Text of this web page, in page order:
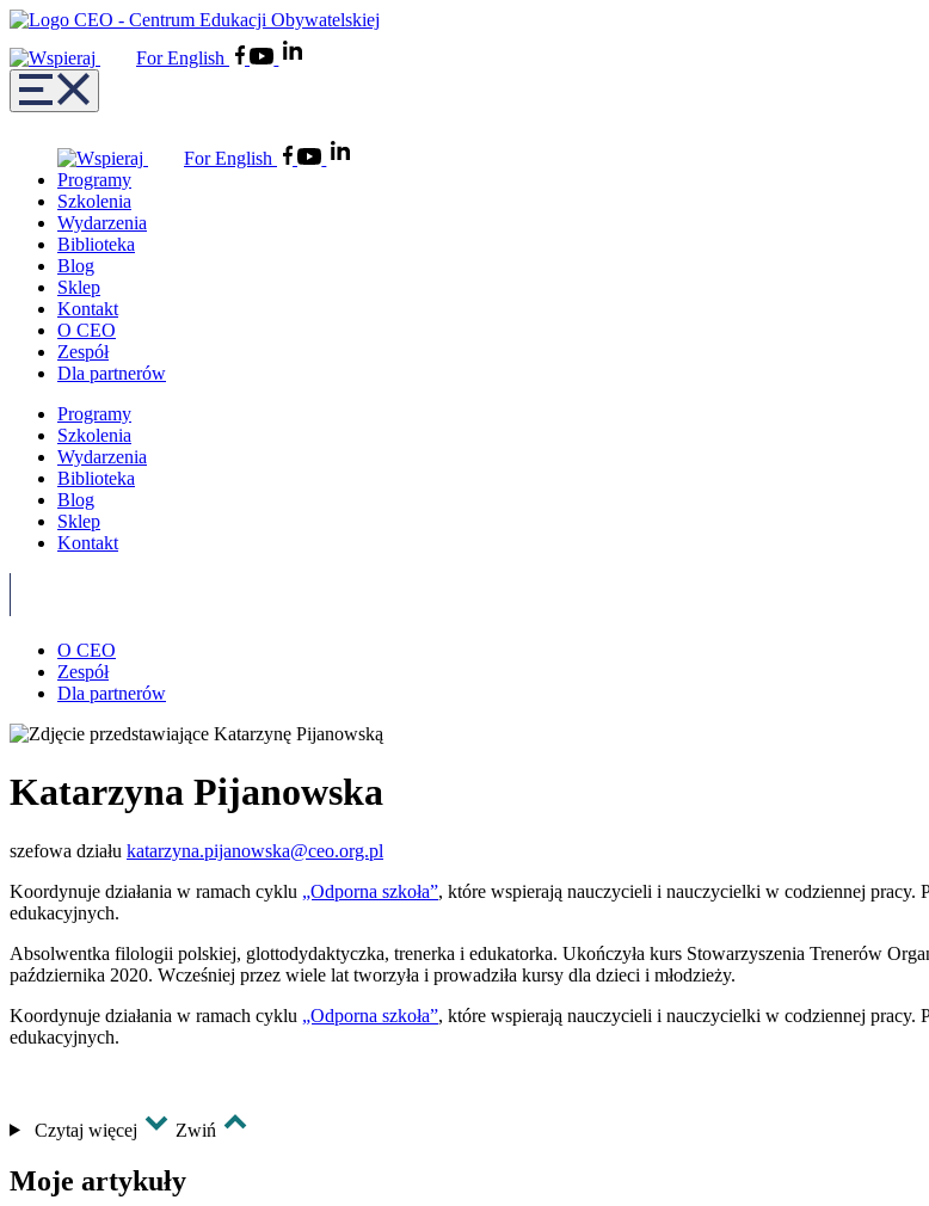
For English
For English
Programy
Szkolenia
Wydarzenia
Biblioteka
Blog
Sklep
Kontakt
O CEO
Zespół
Dla partnerów
Programy
Szkolenia
Wydarzenia
Biblioteka
Blog
Sklep
Kontakt
O CEO
Zespół
Dla partnerów
Katarzyna Pijanowska
szefowa działu katarzyna.pijanowska@ceo.org.pl
Koordynuje działania w ramach cyklu „Odporna szkoła”, które wspierają nauczycieli i nauczycielki w codziennej
edukacyjnych.
Absolwentka filologii polskiej, glottodydaktyczka, trenerka i edukatorka. Ukończyła kurs Stowarzyszenia Trenerów
października 2020. Wcześniej przez wiele lat tworzyła i prowadziła kursy dla dzieci i młodzieży.
Koordynuje działania w ramach cyklu „Odporna szkoła”, które wspierają nauczycieli i nauczycielki w codziennej
edukacyjnych.
Czytaj więcej Zwiń
Moje artykuły